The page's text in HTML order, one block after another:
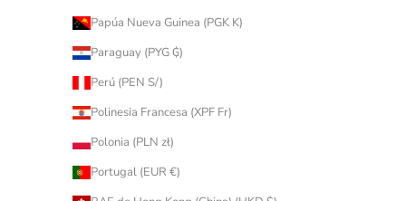
Papúa Nueva Guinea (PGK K)
Paraguay (PYG ₲)
Perú (PEN S/)
Polinesia Francesa (XPF Fr)
Polonia (PLN zł)
Portugal (EUR €)